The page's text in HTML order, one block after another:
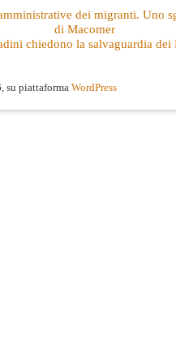
dei migranti. Uno
di Macomer
chiedono la salvaguardia dei
su piattaforma WordPress